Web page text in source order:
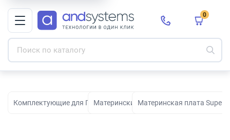
0
Комплектующие для ПК, сборки и модернизации
Материнские платыМатеринская плата